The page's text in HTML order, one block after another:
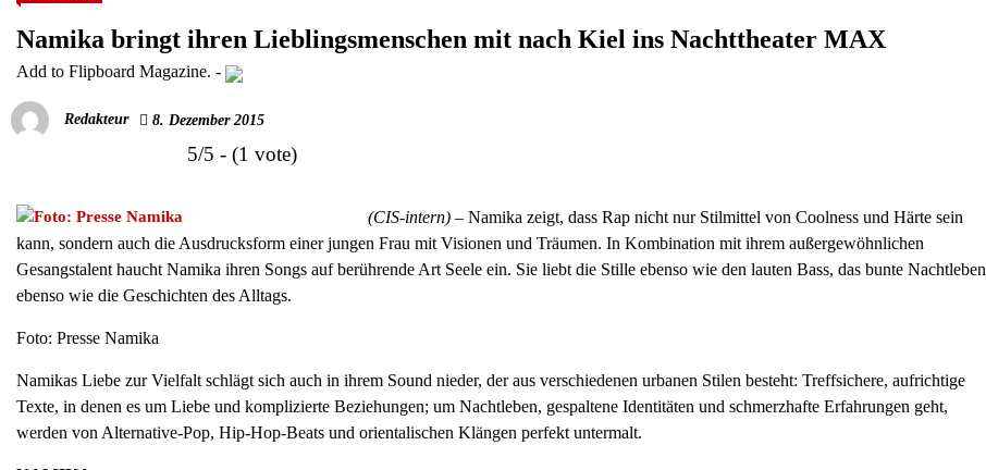
Namika bringt ihren Lieblingsmenschen mit nach Kiel ins Nachttheater MAX
Add to Flipboard Magazine. -
Redakteur 8. Dezember 2015
5/5 - (1 vote)
(CIS-intern)– Namika zeigt, dass Rap nicht nur Stilmittel von Coolness und Härte sein
kann, sondern auch die Ausdrucksform einer jungen Frau mit Visionen und Träumen. In Kombination mit ihrem außergewöhnlichen
Gesangstalent haucht Namika ihren Songs auf berührende Art Seele ein. Sie liebt die Stille ebenso wie den lauten Bass, das bunte Nachtleben
ebenso wie die Geschichten des Alltags.
Foto: Presse Namika
Namikas Liebe zur Vielfalt schlägt sich auch in ihrem Sound nieder, der aus verschiedenen urbanen Stilen besteht: Treffsichere, aufrichtige
Texte, in denen es um Liebe und komplizierte Beziehungen; um Nachtleben, gespaltene Identitäten und schmerzhafte Erfahrungen geht,
werden von Alternative-Pop, Hip-Hop-Beats und orientalischen Klängen perfekt untermalt.